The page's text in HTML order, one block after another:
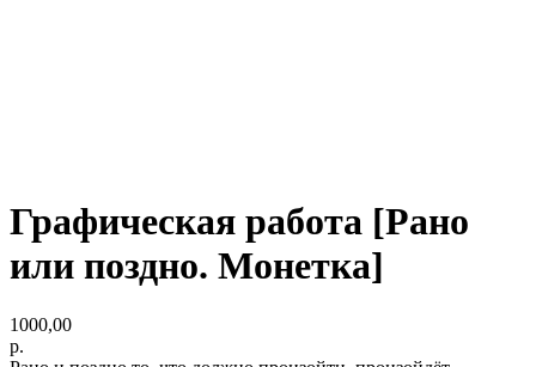
Графическая работа [Рано
или поздно. Монетка]
1000,00
р.